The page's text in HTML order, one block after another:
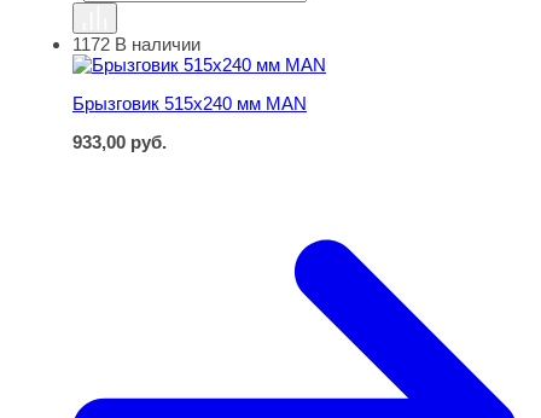
Брызговик 515х240 мм MAN
1172 В наличии
Брызговик 515х240 мм MAN
933,00 руб.